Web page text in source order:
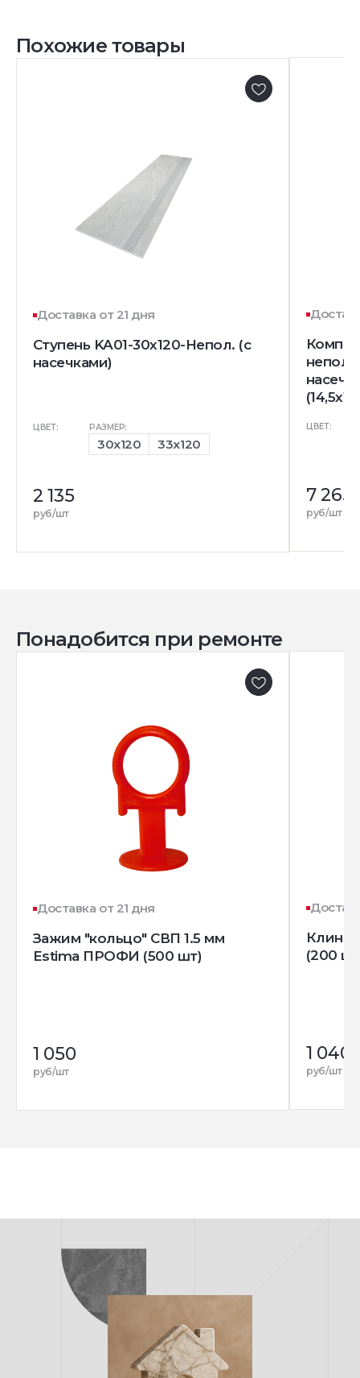
Похожие товары
Доставка от 21 дня
Ступень KA01-30x120-Непол. (с
насечками)
ЦВЕТ: РАЗМЕР:
30x120 33x120
2 135
руб/шт
непол.
ЦВЕТ:
7 265
руб/шт
Понадобится при ремонте
Доставка от 21 дня
Зажим "кольцо" СВП 1.5 мм
Estima ПРОФИ (500 шт)
1 050
руб/шт
Клин
(200
1 040
руб/шт